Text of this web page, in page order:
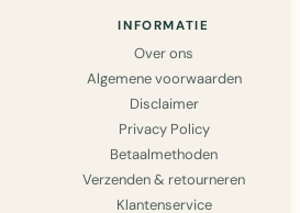
INFORMATIE
Over ons
Algemene voorwaarden
Disclaimer
Privacy Policy
Betaalmethoden
Verzenden & retourneren
Klantenservice